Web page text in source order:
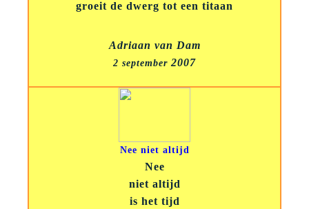
groeit de dwerg tot een titaan
Adriaan van Dam
2 september 2007
Nee niet altijd
Nee
niet altijd
is het tijd